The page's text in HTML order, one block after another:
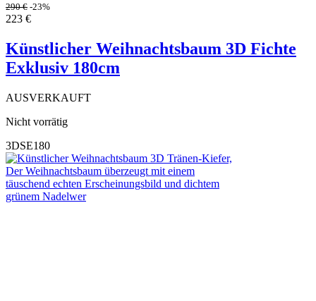
290€ -23%
223 €
Künstlicher Weihnachtsbaum 3D Fichte
Exklusiv 180cm
AUSVERKAUFT
Nicht vorrätig
3DSE180